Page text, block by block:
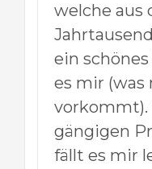
welche aus
ein
es mir
vorkommt).
gängigen
fällt es mir